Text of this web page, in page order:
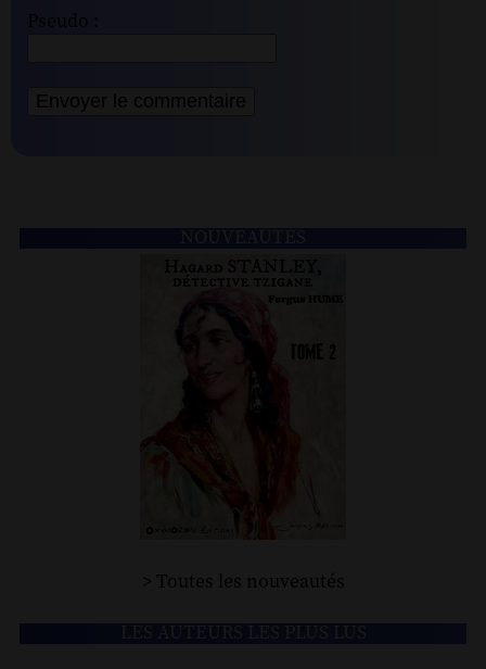
Pseudo :
> Toutes les nouveautés